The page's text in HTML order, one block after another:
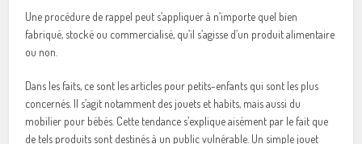
Une procédure de rappel peut s’appliquer à n’importe quel bien
fabriqué, stocké ou commercialisé, qu’il s’agisse d’un produit alimentaire
ou non.
Dans les faits, ce sont les articles pour petits-enfants qui sont les plus
concernés. Il s’agit notamment des jouets et habits, mais aussi du
mobilier pour bébés. Cette tendance s’explique aisément par le fait que
de tels produits sont destinés à un public vulnérable. Un simple jouet